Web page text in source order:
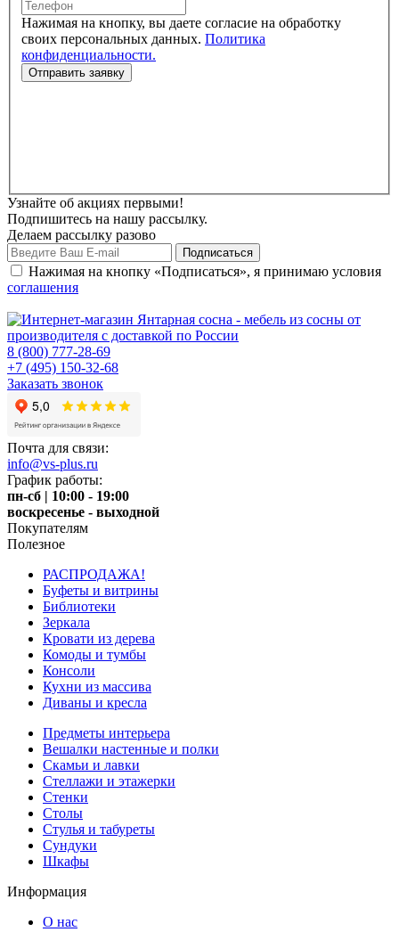
Нажимая на кнопку, вы даете согласие на обработку
своих персональных данных. Политика
конфиденциальности.
Узнайте об акциях первыми!
Подпишитесь на нашу рассылку.
Делаем рассылку разово
Нажимая на кнопку «Подписаться», я принимаю условия
соглашения
8 (800) 777-28-69
+7 (495) 150-32-68
Заказать звонок
Почта для связи:
info@vs-plus.ru
График работы:
пн-сб | 10:00 - 19:00
воскресенье - выходной
Покупателям
Полезное
РАСПРОДАЖА!
Буфеты и витрины
Библиотеки
Зеркала
Кровати из дерева
Комоды и тумбы
Консоли
Кухни из массива
Диваны и кресла
Предметы интерьера
Вешалки настенные и полки
Скамьи и лавки
Стеллажи и этажерки
Стенки
Столы
Стулья и табуреты
Сундуки
Шкафы
Информация
О нас